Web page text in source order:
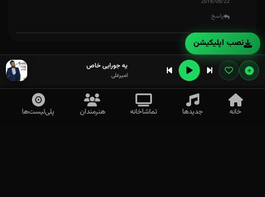
2018/08/22
پاسخ
یه جورایی خاص
امیرعلی
خانه جدیدها تماشاخانه هنرمندان پلی‌لیست‌ها
نصب اپلیکیشن